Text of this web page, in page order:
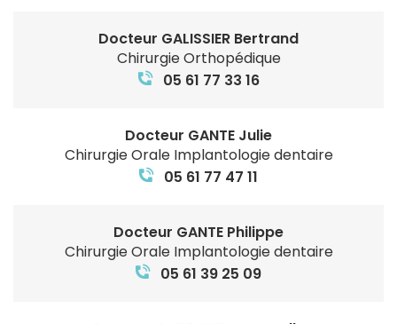
Docteur GALISSIER Bertrand
Chirurgie Orthopédique
05 61 77 33 16
Docteur GANTE Julie
Chirurgie Orale Implantologie dentaire
05 61 77 47 11
Docteur GANTE Philippe
Chirurgie Orale Implantologie dentaire
05 61 39 25 09